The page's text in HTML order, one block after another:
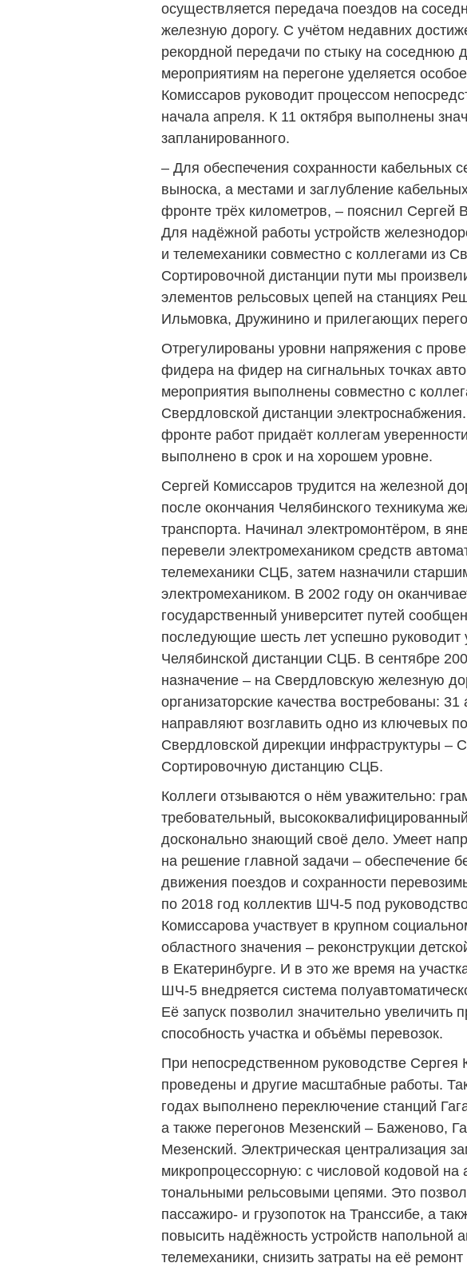
осуществляется передача поездов на
железную дорогу. С учётом недавних
рекордной передачи по стыку на соседнюю
мероприятиям на перегоне уделяется
Комиссаров руководит процессом
начала апреля. К 11 октября выполнены
запланированного.
– Для обеспечения сохранности кабельных
выноска, а местами и заглубление
фронте трёх километров, – пояснил Сергей
Для надёжной работы устройств
и телемеханики совместно с коллегами из
Сортировочной дистанции пути мы
элементов рельсовых цепей на станциях
Ильмовка, Дружинино и прилегающих
Отрегулированы уровни напряжения с
фидера на фидер на сигнальных точках
мероприятия выполнены совместно с
Свердловской дистанции
фронте работ придаёт коллегам
выполнено в срок и на хорошем уровне.
Сергей Комиссаров трудится на железной
после окончания Челябинского техникума
транспорта. Начинал электромонтёром, в
перевели электромехаником средств
телемеханики СЦБ, затем назначили
электромехаником. В 2002 году он
государственный университет путей
последующие шесть лет успешно руководит
Челябинской дистанции СЦБ. В сентябре
назначение – на Свердловскую железную
организаторские качества востребованы: 31
направляют возглавить одно из ключевых
Свердловской дирекции инфраструктуры –
Сортировочную дистанцию СЦБ.
Коллеги отзываются о нём уважительно:
требовательный,
досконально знающий своё дело. Умеет
на решение главной задачи – обеспечение
движения поездов и сохранности
по 2018 год коллектив ШЧ-5 под
Комиссарова участвует в крупном
областного значения – реконструкции
в Екатеринбурге. И в это же время на
ШЧ-5 внедряется система
Её запуск позволил значительно увеличить
способность участка и объёмы перевозок.
При непосредственном руководстве Сергея
проведены и другие масштабные работы.
годах выполнено переключение станций
а также перегонов Мезенский – Баженово,
Мезенский. Электрическая централизация
микропроцессорную: с числовой кодовой на
тональными рельсовыми цепями. Это
пассажиро- и грузопоток на Транссибе, а
повысить надёжность устройств напольной
телемеханики, снизить затраты на её